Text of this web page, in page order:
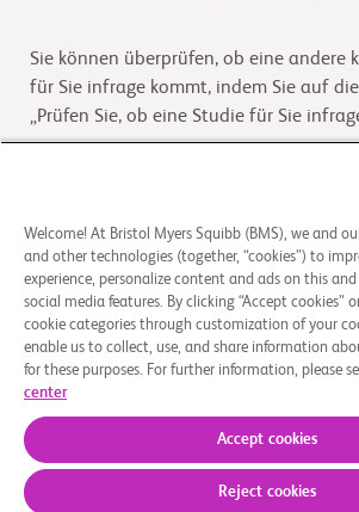
Sie können überprüfen, ob eine andere
für Sie infrage kommt, indem Sie auf
„Prüfen Sie, ob eine Studie für Sie
Überblick
Dies ist eine Verlängerungsstudie zur
Sicherheit und Wirksamkeit von
Teilnehmern mit mittelschwerem bis
Datenschutzbestimmungen Impressum
Welcome! At Bristol Myers Squibb (BMS), we and
and other technologies (together, “cookies”) to
experience, personalize content and ads on this
social media features. By clicking “Accept cookies”
cookie categories through customization of your
enable us to collect, use, and share information
for these purposes. For further information, please
center
Accept cookies
Reject cookies